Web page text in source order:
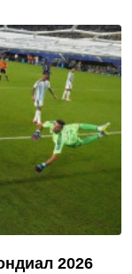
2026